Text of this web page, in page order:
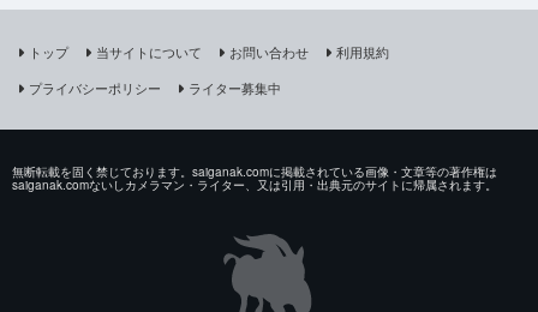
トップ 当サイトについて お問い合わせ
利用規約
プライバシーポリシー
ライター募集中
無断転載を固く禁じております。saiganak.comに掲載されている画像・文章等の著作権は
saiganak.comないしカメラマン・ライター、又は引用・出典元のサイトに帰属されます。